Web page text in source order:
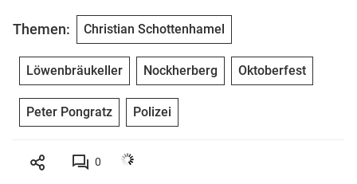
Themen: Christian Schottenhamel
Löwenbräukeller Nockherberg Oktoberfest
Peter Pongratz Polizei
0